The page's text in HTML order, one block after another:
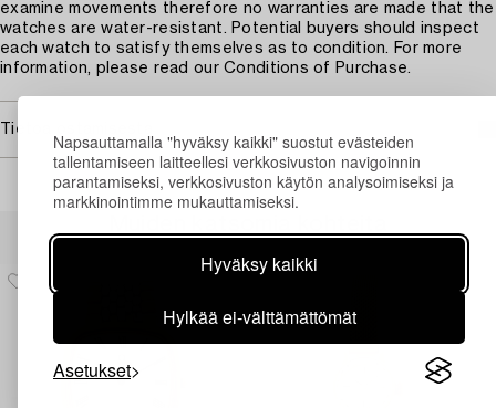
Napsauttamalla "hyväksy kaikki" suostut evästeiden
tallentamiseen laitteellesi verkkosivuston navigoinnin
parantamiseksi, verkkosivuston käytön analysoimiseksi ja
markkinointimme mukauttamiseksi.
Hyväksy kaikki
Hylkää ei-välttämättömät
Asetukset
examine movements therefore no warranties are made that the
watches are water-resistant. Potential buyers should inspect
each watch to satisfy themselves as to condition. For more
information, please read our Conditions of Purchase.
Tietoa ostamisesta